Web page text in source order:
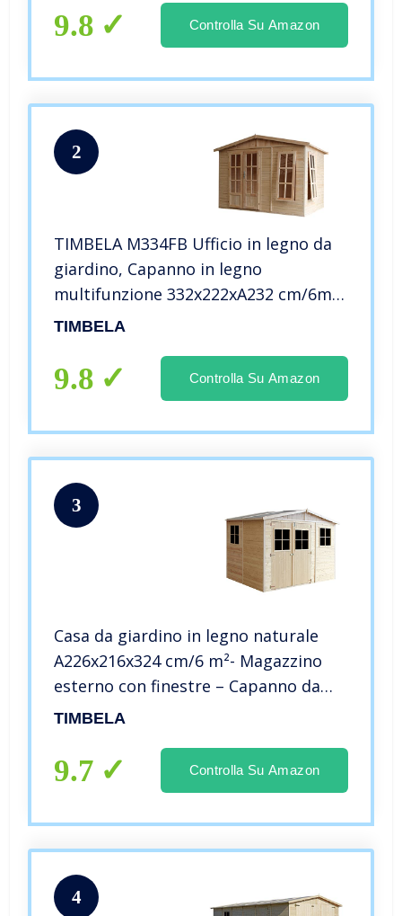
cabina da giardino TIMBELA M150B
9.8 Controlla Su Amazon
2
TIMBELA M334FB Ufficio in legno da
giardino, Capanno in legno
multifunzione 332x222xA232 cm/6m2,
Cabina da giardino, Ufficio
giardino chiudibile, Home office,
Studio
TIMBELA
9.8 Controlla Su Amazon
3
Casa da giardino in legno naturale
A226x216x324 cm/6 m²- Magazzino
esterno con finestre – Capanno da
giardino – Bici, Deposito attrezzi e
TIMBELA
9.7 Controlla Su Amazon
4